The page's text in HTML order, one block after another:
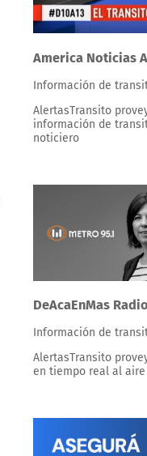
America Noticias
Información de
AlertasTransito
información de
noticiero
DeAcaEnMas
Información de
AlertasTransito
en tiempo real al aire